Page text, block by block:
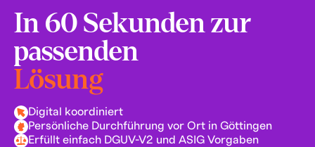
In 60 Sekunden zur
passenden
Lösung
Digital koordiniert
Persönliche Durchführung vor Ort in Göttingen
Erfüllt einfach DGUV-V2 und ASIG Vorgaben